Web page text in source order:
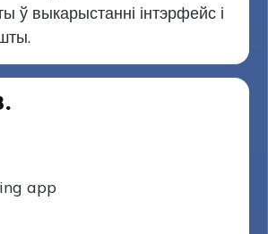
ў выкарыстанні інтэрфейс і
app